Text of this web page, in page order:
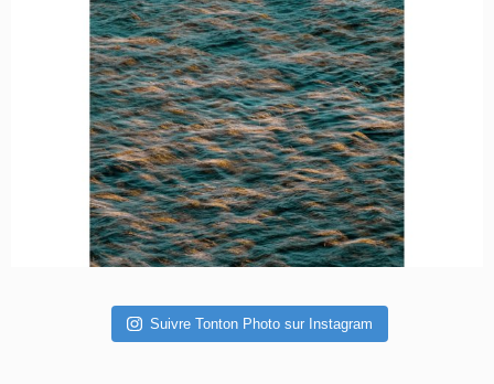
Suivre Tonton Photo sur Instagram